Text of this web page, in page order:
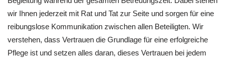
wir Ihnen jederzeit mit Rat und Tat zur Seite und sorgen für eine
reibungslose Kommunikation zwischen allen Beteiligten. Wir
verstehen, dass Vertrauen die Grundlage für eine erfolgreiche
Pflege ist und setzen alles daran, dieses Vertrauen bei jedem